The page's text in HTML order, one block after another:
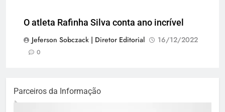
O atleta Rafinha Silva conta ano incrível
Jeferson Sobczack | Diretor Editorial
16/12/2022
0
Parceiros da Informação